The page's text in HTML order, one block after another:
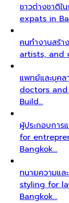
ชาวต่างชาติใ
expats in
คนทำงานสร้า
artists, and
แพทย์และบุค
doctors
Build…
ผู้ประกอบกา
for
Bangkok…
ทนายความแล
styling for
Bangkok…